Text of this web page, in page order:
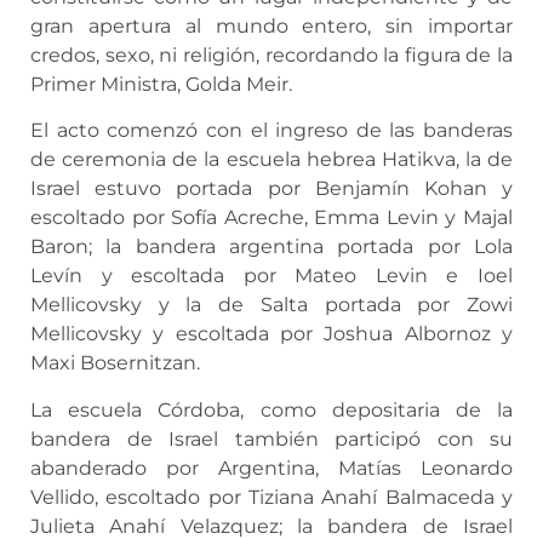
gran apertura al mundo entero, sin importar
credos, sexo, ni religión, recordando la figura de la
Primer Ministra, Golda Meir.
El acto comenzó con el ingreso de las banderas
de ceremonia de la escuela hebrea Hatikva, la de
Israel estuvo portada por Benjamín Kohan y
escoltado por Sofía Acreche, Emma Levin y Majal
Baron; la bandera argentina portada por Lola
Levín y escoltada por Mateo Levin e Ioel
Mellicovsky y la de Salta portada por Zowi
Mellicovsky y escoltada por Joshua Albornoz y
Maxi Bosernitzan.
La escuela Córdoba, como depositaria de la
bandera de Israel también participó con su
abanderado por Argentina, Matías Leonardo
Vellido, escoltado por Tiziana Anahí Balmaceda y
Julieta Anahí Velazquez; la bandera de Israel